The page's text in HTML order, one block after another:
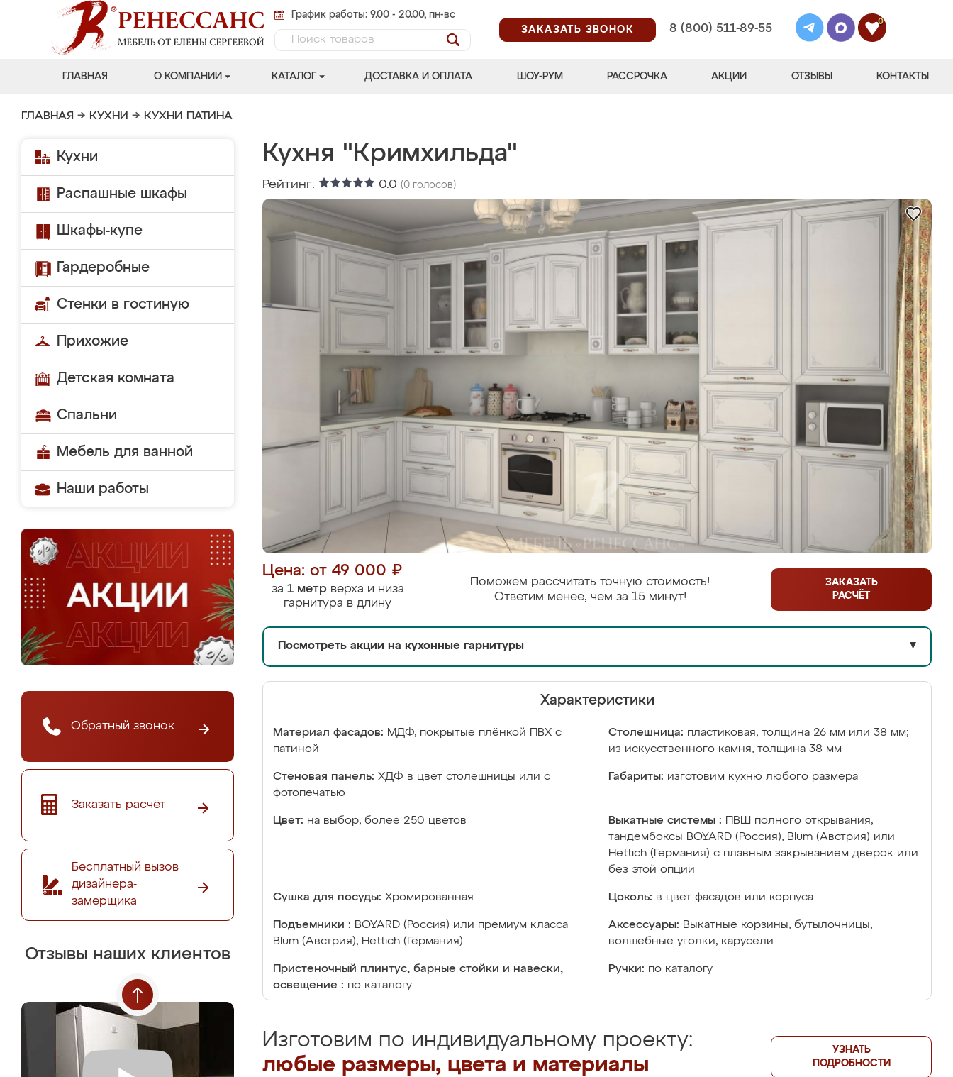
График работы: 9.00 - 20.00, пн-вс
ЗАКАЗАТЬ ЗВОНОК
8 (800) 511-89-55
0
ГЛАВНАЯ О КОМПАНИИ КАТАЛОГ ДОСТАВКА И ОПЛАТА ШОУ-РУМ РАССРОЧКА АКЦИИ ОТЗЫВЫ КОНТАКТЫ
ГЛАВНАЯ → КУХНИ → КУХНИ ПАТИНА
Кухни
Распашные шкафы
Шкафы-купе
Гардеробные
Стенки в гостиную
Прихожие
Детская комната
Спальни
Мебель для ванной
Наши работы
Обратный звонок
Заказать расчёт
Бесплатный вызов
дизайнера-
замерщика
Отзывы наших клиентов
Кухня "Кримхильда"
Рейтинг: 0.0 (0 голосов)
Цена: от 49 000 ₽
за 1 метрверха и низа
гарнитура в длину
Поможем рассчитать точную стоимость!
Ответим менее, чем за 15 минут!
ЗАКАЗАТЬ
РАСЧЁТ
Посмотреть акции на кухонные гарнитуры ▼
Характеристики
Материал фасадов: МДФ, покрытые плёнкой ПВХ с
патиной
Столешница: пластиковая, толщина 26 мм или 38 мм;
из искусственного камня, толщина 38 мм
Стеновая панель: ХДФ в цвет столешницы или с
фотопечатью
Габариты: изготовим кухню любого размера
Цвет: на выбор, более 250 цветов Выкатные системы :
ПВШ полного открывания,
тандембоксы BOYARD (Россия), Blum (Австрия) или
Hettich (Германия) с плавным закрыванием дверок или
без этой опции
Сушка для посуды: Хромированная Цоколь: в цвет фасадов или корпуса
Подъемники : BOYARD (Россия) или премиум класса
Blum (Австрия), Hettich (Германия)
Аксессуары: Выкатные корзины, бутылочницы,
волшебные уголки, карусели
Пристеночный плинтус, барные стойки и навески,
освещение : по каталогу
Ручки: по каталогу
Изготовим по индивидуальному проекту:
любые размеры, цвета и материалы
УЗНАТЬ
ПОДРОБНОСТИ